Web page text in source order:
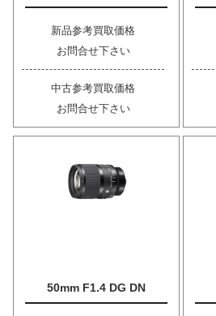
新品参考買取価格
お問合せ下さい
中古参考買取価格
お問合せ下さい
50mm F1.4 DG DN